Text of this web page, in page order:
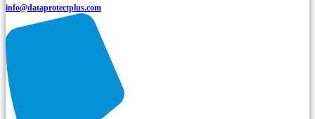
info@dataprotectplus.com